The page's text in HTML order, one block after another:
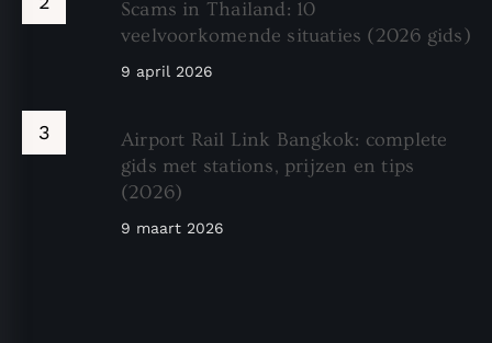
Scams in Thailand: 10
veelvoorkomende situaties (2026 gids)
9 april 2026
Airport Rail Link Bangkok: complete
gids met stations, prijzen en tips
(2026)
9 maart 2026